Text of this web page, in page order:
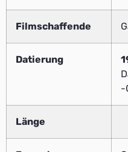
Filmschaffende
Datierung
-
Länge